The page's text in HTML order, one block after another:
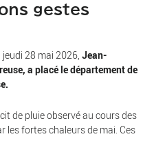
gestes
28 mai 2026, Jean-
a placé le département de
de pluie observé au cours des
les fortes chaleurs de mai. Ces